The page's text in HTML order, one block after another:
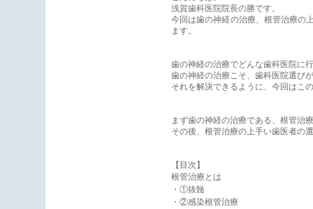
浅賀歯科医院院長の勝です。
今回は歯の神経の治療、根管治療の
ます。
歯の神経の治療でどんな歯科医院に
歯の神経の治療こそ、歯科医院選び
それを解決できるように、今回はこ
まず歯の神経の治療である、根管治
その後、根管治療の上手い歯医者の
【目次】
根管治療とは
・①抜髄
・②感染根管治療